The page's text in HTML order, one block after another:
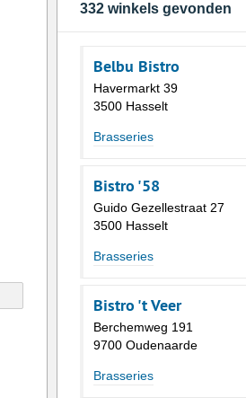
332 winkels gevonden
Belbu Bistro
Havermarkt 39
3500 Hasselt
Brasseries
Bistro '58
Guido Gezellestraat 27
3500 Hasselt
Brasseries
Bistro 't Veer
Berchemweg 191
9700 Oudenaarde
Brasseries